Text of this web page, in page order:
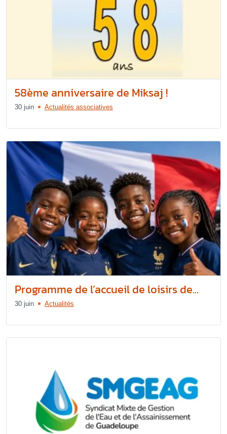
58ème anniversaire de Miksaj !
30 juin Actualités associatives
Programme de l’accueil de loisirs de...
30 juin Actualités